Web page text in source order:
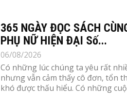
365 NGÀY ĐỌC SÁCH
PHỤ NỮ HIỆN ĐẠI Số...
06/08/2026
Có những lúc chúng ta yêu rất
nhưng vẫn cảm thấy cô đơn, tổn
khó được thấu hiểu. Có những